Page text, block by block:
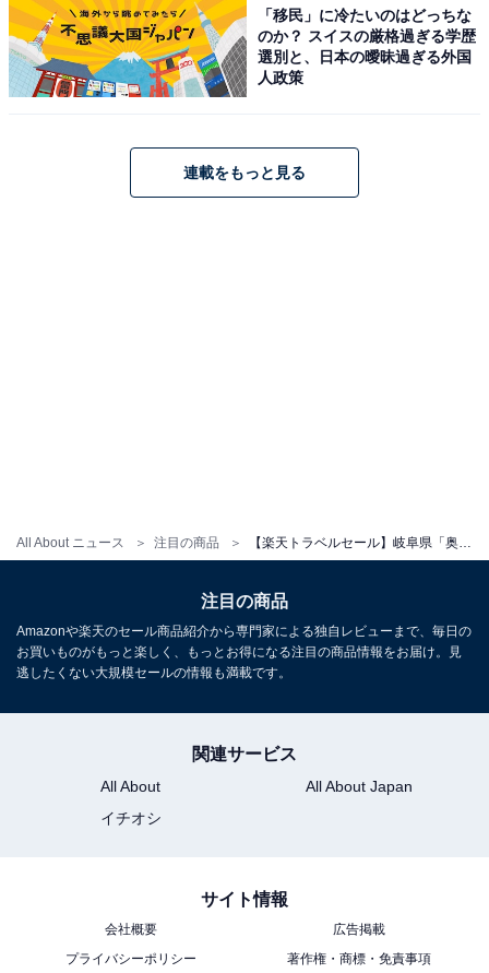
All About ニュース 注目の商品
「移民」に冷たいのはどっちな
のか？ スイスの厳格過ぎる学歴
選別と、日本の曖昧過ぎる外国
人政策
連載をもっと見る
注目の商品
Amazonや楽天のセール商品紹介から専門家による独自レビューまで、毎日の
お買いものがもっと楽しく、もっとお得になる注目の商品情報をお届け。見
逃したくない大規模セールの情報も満載です。
関連サービス
All About
All About Japan
イチオシ
サイト情報
会社概要
広告掲載
プライバシーポリシー
著作権・商標・免責事項